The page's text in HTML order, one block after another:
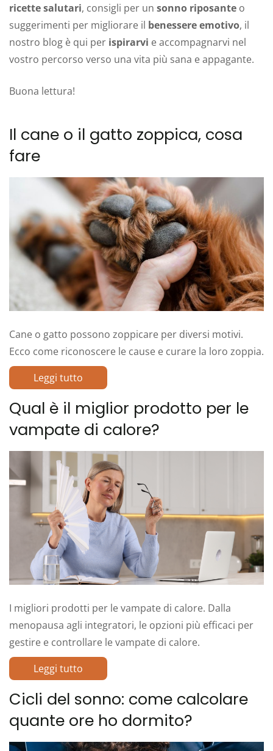
ricette salutari, consigli per un sonno riposante o
suggerimenti per migliorare il benessere emotivo, il
nostro blog è qui per ispirarvi e accompagnarvi nel
vostro percorso verso una vita più sana e appagante.
Buona lettura!
Il cane o il gatto zoppica, cosa
fare
Cane o gatto possono zoppicare per diversi motivi.
Ecco come riconoscere le cause e curare la loro zoppia.
Leggi tutto
Qual è il miglior prodotto per le
vampate di calore?
I migliori prodotti per le vampate di calore. Dalla
menopausa agli integratori, le opzioni più efficaci per
gestire e controllare le vampate di calore.
Leggi tutto
Cicli del sonno: come calcolare
quante ore ho dormito?